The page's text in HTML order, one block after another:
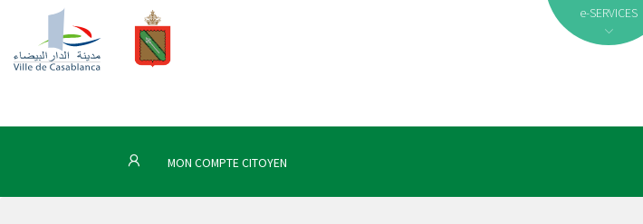
e-SERVICES
MON COMPTE CITOYEN